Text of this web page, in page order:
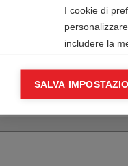
I cookie di
includere la
I cookie
Google
SALVA